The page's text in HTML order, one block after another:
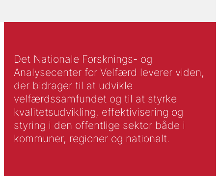
Det Nationale Forsknings- og
Analysecenter for Velfærd leverer viden,
der bidrager til at udvikle
velfærdssamfundet og til at styrke
kvalitetsudvikling, effektivisering og
styring i den offentlige sektor både i
kommuner, regioner og nationalt.